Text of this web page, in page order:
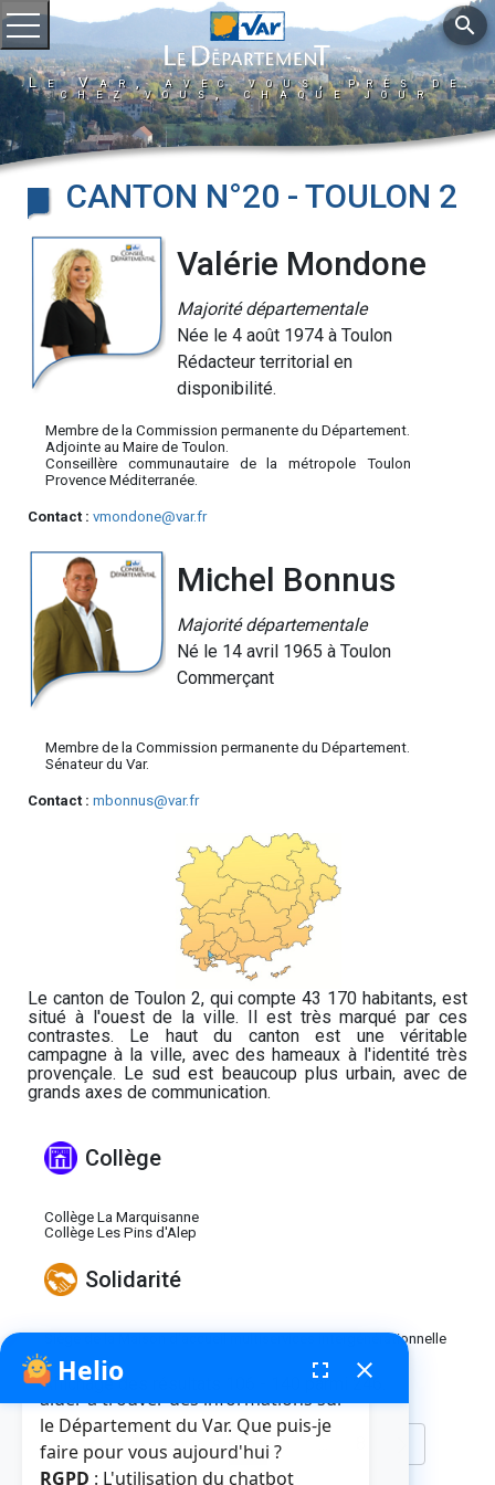
Ouvrir le menu
Le Var, avec vous, près de
chez vous, chaque jour
search
CANTON N°20 - TOULON 2
Valérie Mondone
Majorité départementale
Née le 4 août 1974 à Toulon
Rédacteur territorial en
disponibilité.
Membre de la Commission permanente du Département.
Adjointe au Maire de Toulon.
Conseillère communautaire de la métropole Toulon
Provence Méditerranée.
Contact : vmondone@var.fr
Michel Bonnus
Majorité départementale
Né le 14 avril 1965 à Toulon
Commerçant
Membre de la Commission permanente du Département.
Sénateur du Var.
Contact : mbonnus@var.fr
Le canton de Toulon 2, qui compte 43 170 habitants, est
situé à l'ouest de la ville. Il est très marqué par ces
contrastes. Le haut du canton est une véritable
campagne à la ville, avec des hameaux à l'identité très
provençale. Le sud est beaucoup plus urbain, avec de
grands axes de communication.
Collège
Collège La Marquisanne
Collège Les Pins d'Alep
Solidarité
Siège de la Maison d'accueil multiservices intergénérationnelle
Affichage des résultats 106 - 140 parmi 246.
Page
1 Page
2 Page
3 Page
4 5
Helio fenêtre de chatbot
fullscreen close
Bonjour, je suis Helio. Je peux vous
aider à trouver des informations sur
le Département du Var. Que puis-je
faire pour vous aujourd'hui ?
RGPD : L'utilisation du chatbot